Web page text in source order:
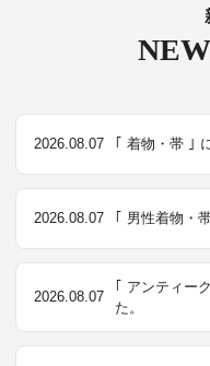
2026.08.07 ｢ 着物・帯 ｣
2026.08.07 ｢ 男性着物・
2026.08.07
｢ アンティー
た。